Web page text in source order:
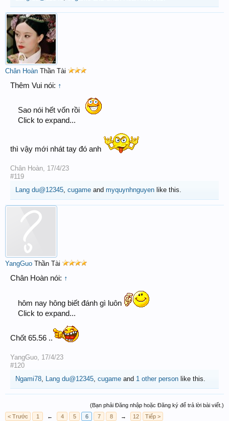
Chân Hoàn Thần Tài
Thêm Vui nói: ↑
Sao nói hết vốn rồi
Click to expand...
thì vậy mới nhát tay đó anh
Chân Hoàn 17/4/23
#119
Lang du@12345 cugame and myquynhnguyen like this.
YangGuo Thần Tài
Chân Hoàn nói: ↑
hôm nay hông biết đánh gì luôn
Click to expand...
Chốt 65.56 ..
YangGuo, 17/4/23
#120
Ngami78, Lang du@12345, cugame and 1 other person like this.
(Bạn phải Đăng nhập hoặc Đăng ký để trả lời bài viết.)
< Trước
1 ← 4 5 6 7 8 → 12 Tiếp >